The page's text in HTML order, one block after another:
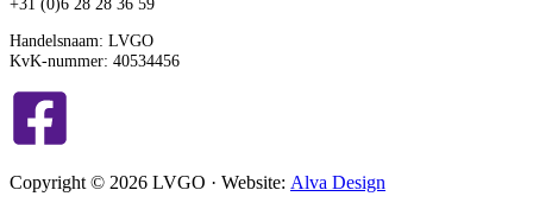
Handelsnaam: LVGO
KvK-nummer: 40534456
Copyright © 2026 LVGO · Website: Alva Design